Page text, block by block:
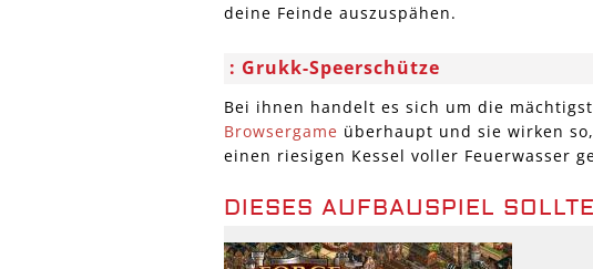
deine Feinde auszuspähen.
Grukk-Speerschütze
Bei ihnen handelt es sich um die
Browsergame überhaupt und sie wirken
einen riesigen Kessel voller Feuerwasser
DIESES AUFBAUSPIEL